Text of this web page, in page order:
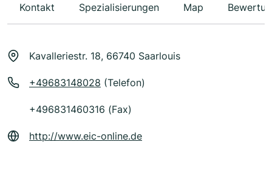
Kontakt Spezialisierungen Map
Kavalleriestr. 18, 66740 Saarlouis
+49683148028 (Telefon)
+496831460316 (Fax)
http://www.eic-online.de